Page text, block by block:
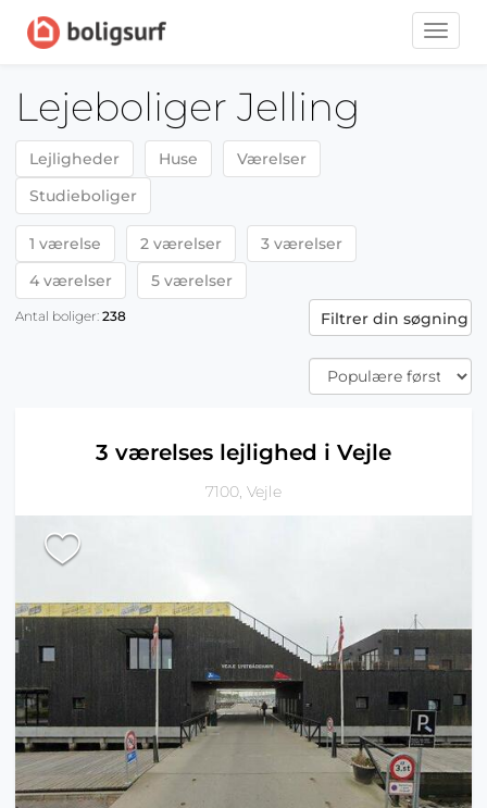
Toggle
Lejeboliger Jelling
Lejligheder Huse
Værelser
Studieboliger
1 værelse 2 værelser
3 værelser
4 værelser
5 værelser
Antal boliger: 238 Filtrer din søgning
3 værelses lejlighed i Vejle
7100, Vejle